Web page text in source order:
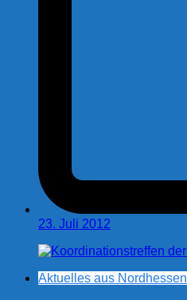
23. Juli 2012
Aktuelles aus Nordhessen